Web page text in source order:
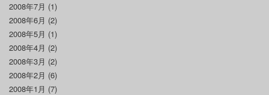
2008年7月 (1)
2008年6月 (2)
2008年5月 (1)
2008年4月 (2)
2008年3月 (2)
2008年2月 (6)
2008年1月 (7)